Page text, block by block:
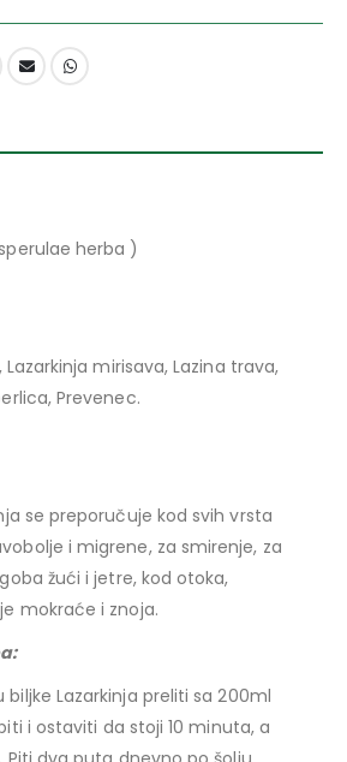
herba )
Lazarkinja mirisava, Lazina trava,
Prevenec.
se preporučuje kod svih vrsta
i migrene, za smirenje, za
žući i jetre, kod otoka,
mokraće i znoja.
biljke Lazarkinja preliti sa 200ml
i ostaviti da stoji 10 minuta, a